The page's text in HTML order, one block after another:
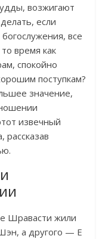
возжигают
если
все
время как
спокойно
поступкам?
значение,
извечный
Шравасти жили
а другого — Е